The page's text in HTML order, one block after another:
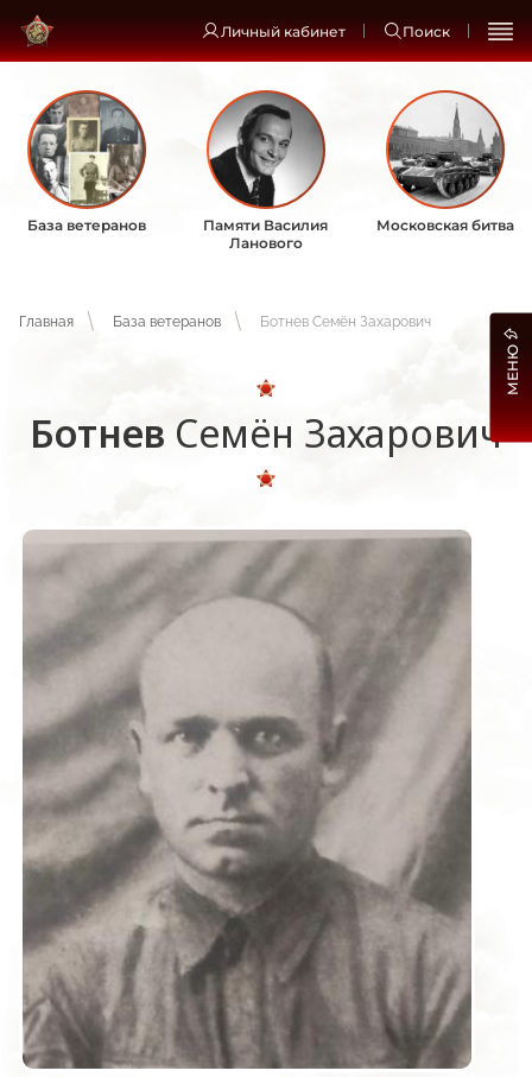
Личный кабинет Поиск
База ветеранов
Памяти Василия
Ланового
Московская битва
Главная База ветеранов Ботнев Семён Захарович
Ботнев Семён Захарович
МЕНЮ